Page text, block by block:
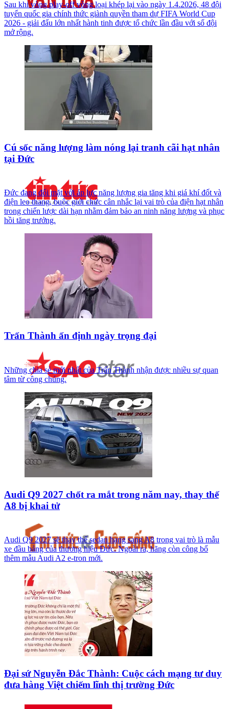
Sau khi vòng play‑off vòng loại khép lại vào ngày 1.4.2026, 48 đội
tuyển quốc gia chính thức giành quyền tham dự FIFA World Cup
2026 - giải đấu lớn nhất hành tinh được tổ chức lần đầu với số đội
mở rộng.
Cú sốc năng lượng làm nóng lại tranh cãi hạt nhân
tại Đức
Đức đang đối mặt với áp lực năng lượng gia tăng khi giá khí đốt và
điện leo thang, buộc giới chức cân nhắc lại vai trò của điện hạt nhân
trong chiến lược dài hạn nhằm đảm bảo an ninh năng lượng và phục
hồi tăng trưởng.
Trấn Thành ấn định ngày trọng đại
Những chia sẻ mới nhất của Trấn Thành nhận được nhiều sự quan
tâm từ công chúng.
Audi Q9 2027 chốt ra mắt trong năm nay, thay thế
A8 bị khai tử
Audi Q9 2027 sẽ thay thế sedan hạng sang A8 trong vai trò là mẫu
xe đầu bảng của thương hiệu Đức. Ngoài ra, hãng còn công bố
thêm mẫu Audi A2 e-tron mới.
Đại sứ Nguyễn Đắc Thành: Cuộc cách mạng tư duy
đưa hàng Việt chiếm lĩnh thị trường Đức